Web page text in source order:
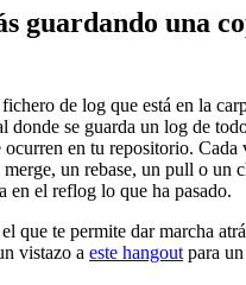
guardando una
de log que está en la
donde se guarda un log de
ocurren en tu repositorio. Cada
merge, un rebase, un pull o un
en el reflog lo que ha pasado.
que te permite dar marcha
vistazo a este hangout para